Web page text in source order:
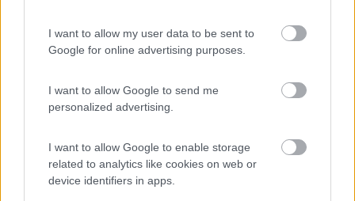
I want to allow my user data to be sent to
Google for online advertising purposes.
I want to allow Google to send me
personalized advertising.
I want to allow Google to enable storage
related to analytics like cookies on web or
device identifiers in apps.
Servizi
Trasporti
Mercy 04/01/2019 19:41
comodissimo per visitare il museo Mercedes e lo
stadio praticamente a 10 min. Il centro città si
raggiunge con metropolitana oppure, come